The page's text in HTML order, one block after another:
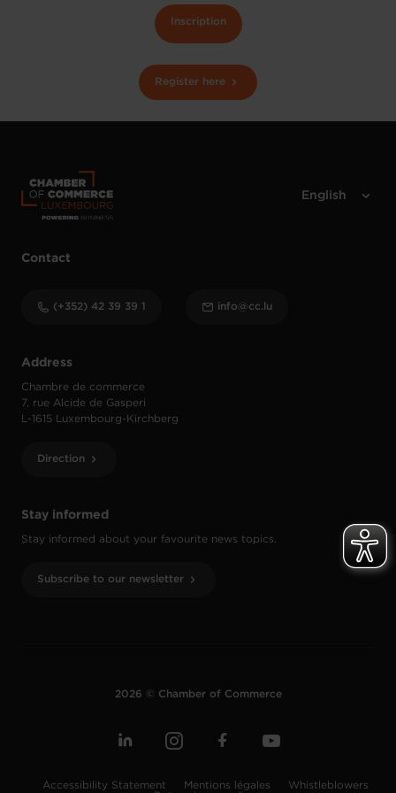
Inscription
Register here
Stay informed
Stay informed about your favourite news topics.
Subscribe to our newsletter
Address
Chambre de commerce
7, rue Alcide de Gasperi
L-1615 Luxembourg-Kirchberg
Direction
Contact
(+352) 42 39 39 1 info@cc.lu
2026 © Chamber of Commerce
Accessibility Statement Mentions légales
Whistleblowers